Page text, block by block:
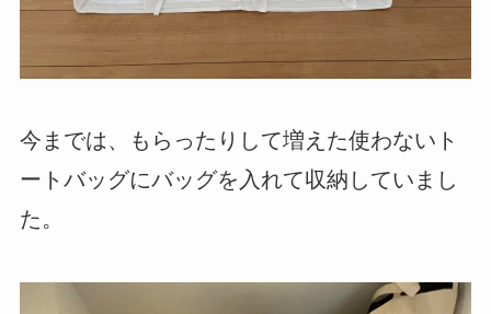
今までは、もらったりして増えた使わないト
ートバッグにバッグを入れて収納していまし
た。